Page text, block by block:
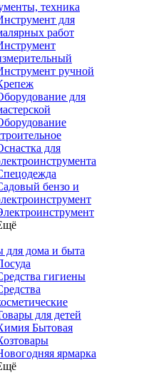
техника
для
работ
ручной
для
для
бензо и
для дома и быта
гигиены
для детей
Бытовая
ярмарка